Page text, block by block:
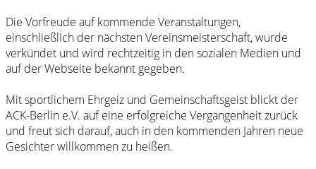
Die Vorfreude auf kommende Veranstaltungen,
einschließlich der nächsten Vereinsmeisterschaft, wurde
verkündet und wird rechtzeitig in den sozialen Medien und
auf der Webseite bekannt gegeben.
Mit sportlichem Ehrgeiz und Gemeinschaftsgeist blickt der
ACK-Berlin e.V. auf eine erfolgreiche Vergangenheit zurück
und freut sich darauf, auch in den kommenden Jahren neue
Gesichter willkommen zu heißen.